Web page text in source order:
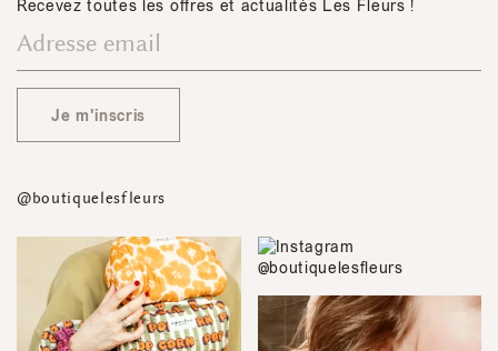
Recevez toutes les offres et actualités Les Fleurs !
Je m'inscris
@boutiquelesfleurs